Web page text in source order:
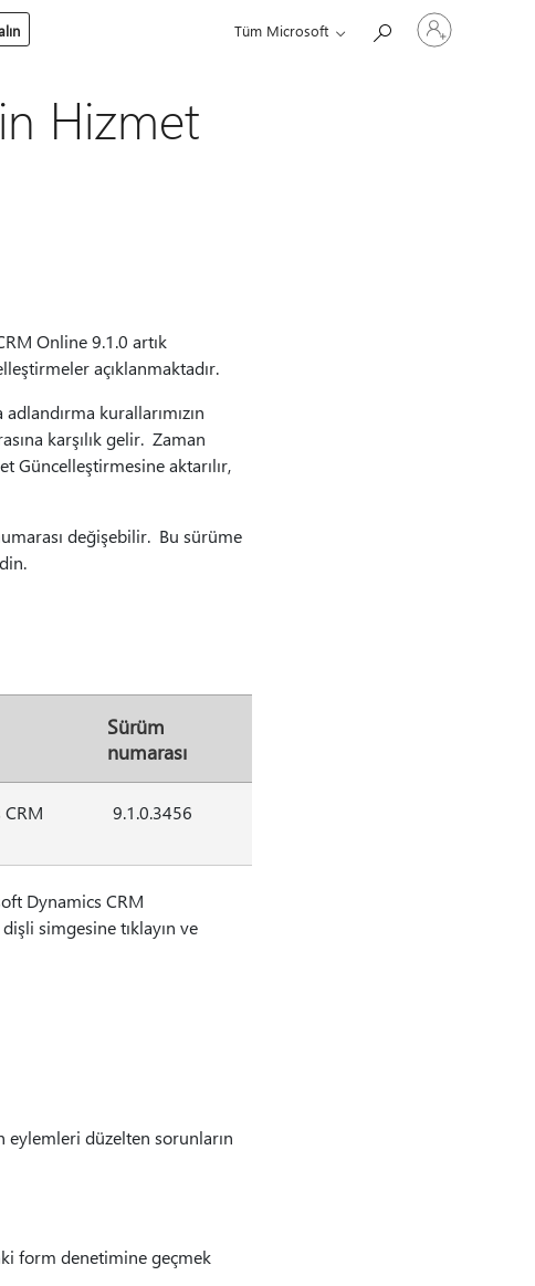
Tüm Microsoft
Hesabınızda
oturum
açın
Hizmet
Online 9.1.0 artık
açıklanmaktadır.
kurallarımızın
karşılık gelir. Zaman
aktarılır,
değişebilir. Bu sürüme
Sürüm
numarası
9.1.0.3456
Dynamics CRM
simgesine tıklayın ve
eylemleri düzelten sorunların
form denetimine geçmek